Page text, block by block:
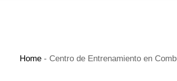
Home - Centro de Entrenamiento en